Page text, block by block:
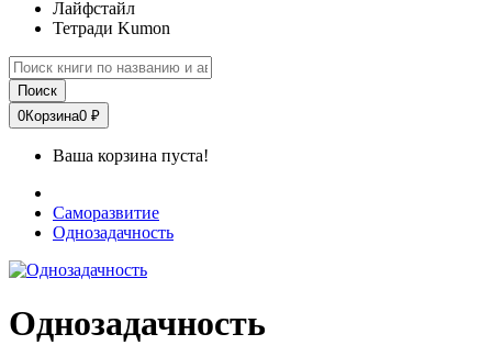
Лайфстайл
Тетради Kumon
Поиск
0Корзина0 ₽
Ваша корзина пуста!
Саморазвитие
Однозадачность
Однозадачность